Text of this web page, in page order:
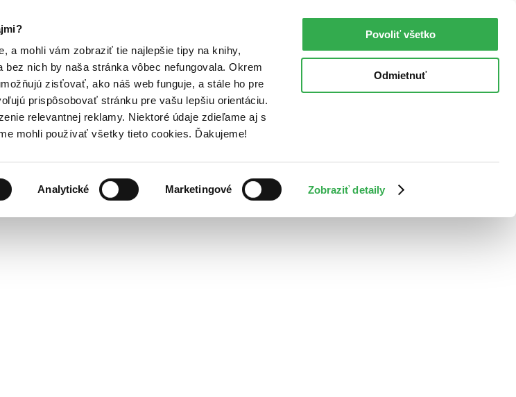
a mohli vám zobraziť tie najlepšie tipy na knihy,
nich by naša stránka vôbec nefungovala. Okrem
zisťovať, ako náš web funguje, a stále ho pre
prispôsobovať stránku pre vašu lepšiu orientáciu.
relevantnej reklamy. Niektoré údaje zdieľame aj s
mohli používať všetky tieto cookies. Ďakujeme!
Analytické Marketingové Zobraziť detaily
Povoliť všetko
Odmietnuť